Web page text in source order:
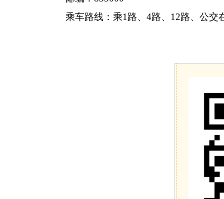
乘车路线：乘1 路、4路、 12路、公交